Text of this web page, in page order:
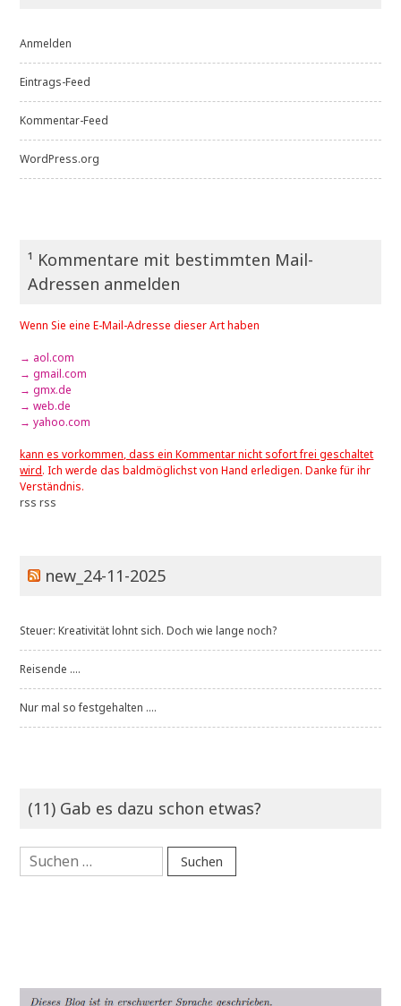
Anmelden
Eintrags-Feed
Kommentar-Feed
WordPress.org
¹ Kommentare mit bestimmten Mail-
Adressen anmelden
Wenn Sie eine E-Mail-Adresse dieser Art haben
→ aol.com
→ gmail.com
→ gmx.de
→ web.de
→ yahoo.com
kann es vorkommen, dass ein Kommentar nicht sofort frei geschaltet
wird. Ich werde das baldmöglichst von Hand erledigen. Danke für ihr
Verständnis.
rss rss
new_24-11-2025
Steuer: Kreativität lohnt sich. Doch wie lange noch?
Reisende ....
Nur mal so festgehalten ....
(11) Gab es dazu schon etwas?
Suchen
nach: